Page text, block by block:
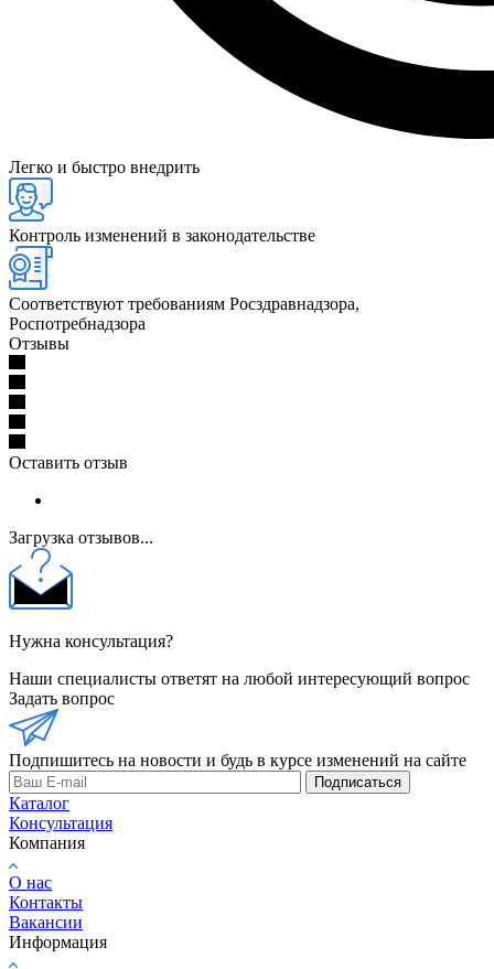
Легко и быстро внедрить
Контроль изменений в законодательстве
Соответствуют требованиям Росздравнадзора,
Роспотребнадзора
Отзывы
Оставить отзыв
Загрузка отзывов...
Нужна консультация?
Наши специалисты ответят на любой интересующий вопрос
Задать вопрос
Подпишитесь на новости и будь в курсе изменений на сайте
Подписаться
Каталог
Консультация
Компания
О нас
Контакты
Вакансии
Информация